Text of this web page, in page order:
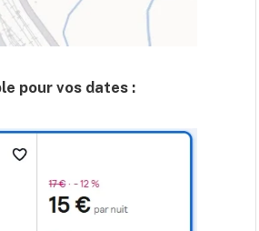
pour vos dates :